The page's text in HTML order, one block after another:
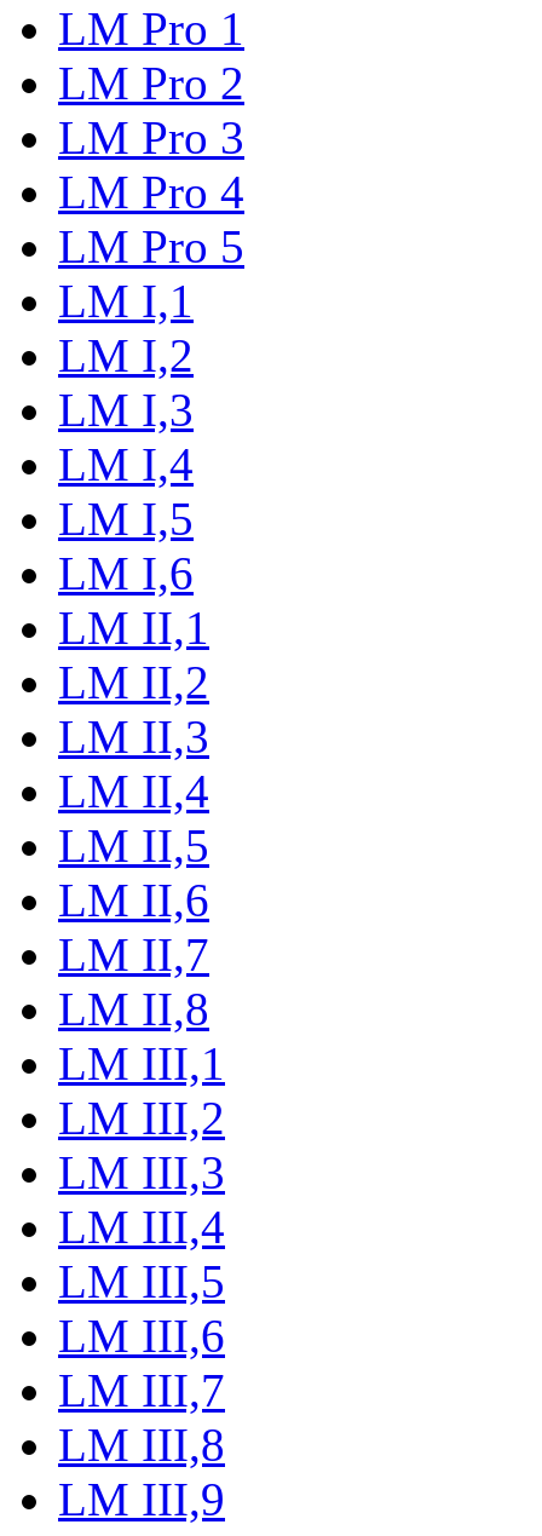
LM Pro 1
LM Pro 2
LM Pro 3
LM Pro 4
LM Pro 5
LM I,1
LM I,2
LM I,3
LM I,4
LM I,5
LM I,6
LM II,1
LM II,2
LM II,3
LM II,4
LM II,5
LM II,6
LM II,7
LM II,8
LM III,1
LM III,2
LM III,3
LM III,4
LM III,5
LM III,6
LM III,7
LM III,8
LM III,9